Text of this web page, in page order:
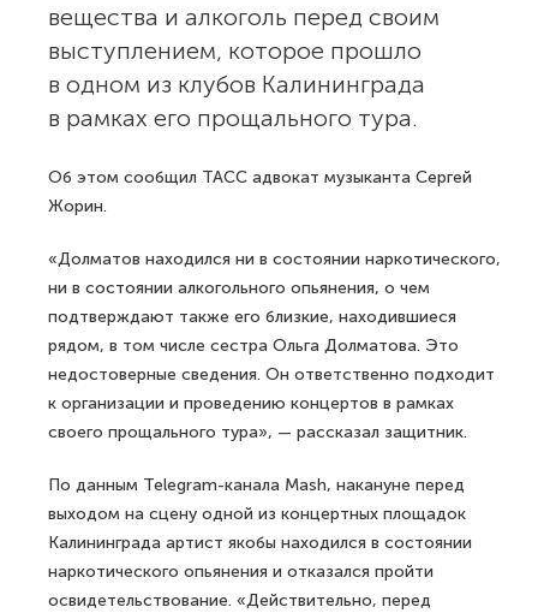
вещества и алкоголь перед своим
выступлением, которое прошло
в одном из клубов Калининграда
в рамках его прощального тура.
Об этом сообщил ТАСС адвокат музыканта Сергей
Жорин.
«Долматов находился ни в состоянии наркотического,
ни в состоянии алкогольного опьянения, о чем
подтверждают также его близкие, находившиеся
рядом, в том числе сестра Ольга Долматова. Это
недостоверные сведения. Он ответственно подходит
к организации и проведению концертов в рамках
своего прощального тура», — рассказал защитник.
По данным Telegram-канала Mash, накануне перед
выходом на сцену одной из концертных площадок
Калининграда артист якобы находился в состоянии
наркотического опьянения и отказался пройти
освидетельствование. «Действительно, перед